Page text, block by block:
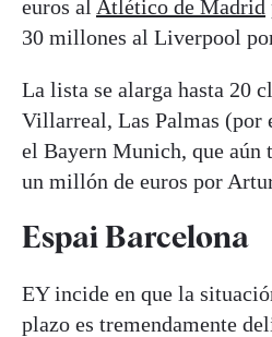
euros al Atlético de Madrid
30 millones al Liverpool
La lista se alarga hasta 20
Villarreal, Las Palmas (por
el Bayern Munich, que aún
un millón de euros por
Espai Barcelona
EY incide en que la
plazo es tremendamente